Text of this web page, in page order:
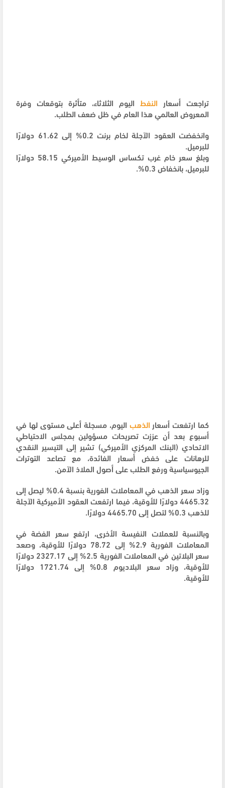
تراجعت أسعار النفط اليوم الثلاثاء، متأثرة بتوقعات وفرة
المعروض العالمي هذا العام في ظل ضعف الطلب.
وانخفضت العقود الآجلة لخام برنت 0.2% إلى 61.62 دولارًا
للبرميل.
وبلغ سعر خام ‌غرب تكساس الوسيط ‌الأميركي 58.15 دولارًا
للبرميل، بانخفاض 0.3%.
كما ارتفعت أسعار الذهب اليوم، مسجلة أعلى مستوى لها في
أسبوع بعد أن عززت تصريحات مسؤولين بمجلس الاحتياطي
الاتحادي (البنك المركزي الأميركي) تشير إلى التيسير النقدي
للرهانات على خفض أسعار الفائدة، مع تصاعد التوترات
الجيوسياسية ورفع الطلب ​على أصول الملاذ الآمن.
وزاد سعر الذهب في المعاملات الفورية بنسبة 0.4% ليصل إلى
4465.32 دولارًا للأوقية، فيما ارتفعت العقود الأميركية الآجلة
للذهب 0.3% لتصل إلى 4465.70 دولارًا.
وبالنسبة للعملات النفيسة الأخرى، ارتفع سعر الفضة في
المعاملات الفورية 2.9% إلى 78.72 دولارًا للأوقية، وصعد
سعر البلاتين في المعاملات الفورية 2.5% إلى 2327.​17 دولارًا
للأوقية، وزاد سعر البلاديوم 0.8% إلى 1721.74 دولارًا
للأوقية.